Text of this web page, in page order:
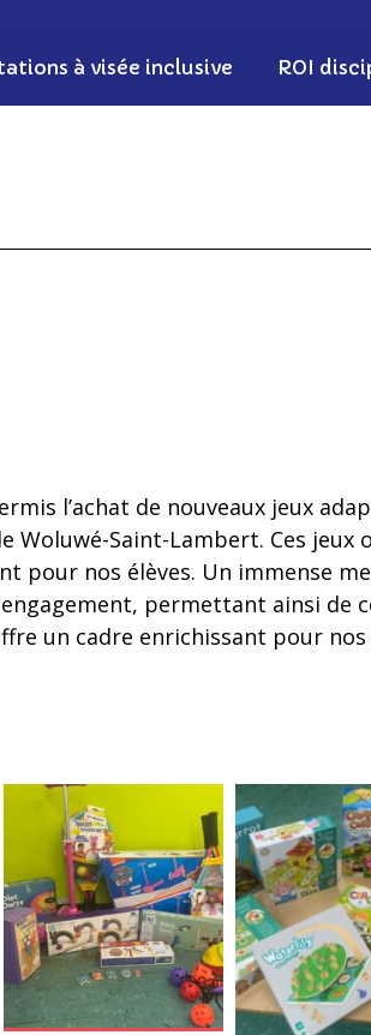
à visée inclusive ROI
l’achat de nouveaux jeux
Woluwé-Saint-Lambert. Ces
pour nos élèves. Un immense
permettant ainsi de
un cadre enrichissant pour nos